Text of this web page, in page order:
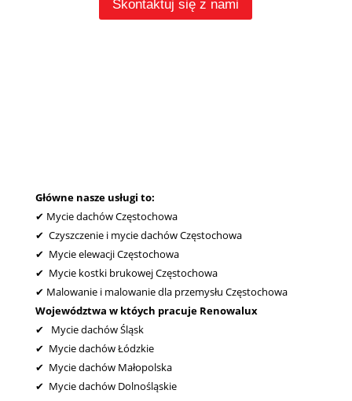
Skontaktuj się z nami
Główne nasze usługi to:
✔ Mycie dachów Częstochowa
✔ Czyszczenie i mycie dachów Częstochowa
✔ Mycie elewacji Częstochowa
✔ Mycie kostki brukowej Częstochowa
✔ Malowanie i malowanie dla przemysłu Częstochowa
Województwa w któych pracuje Renowalux
✔ Mycie dachów Śląsk
✔ Mycie dachów Łódzkie
✔ Mycie dachów Małopolska
✔ Mycie dachów Dolnośląskie